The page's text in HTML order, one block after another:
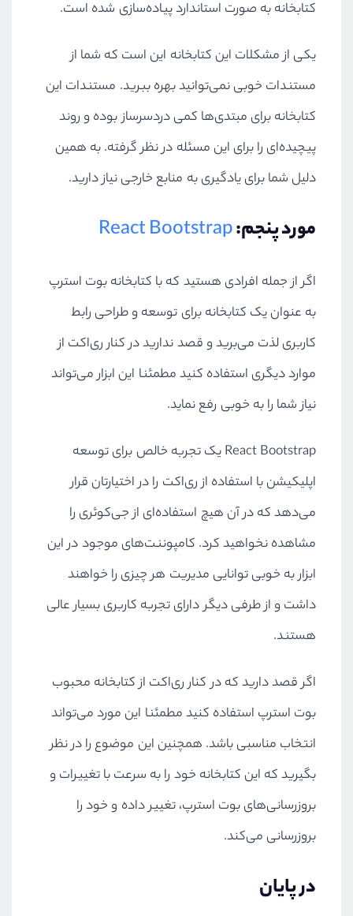
کتابخانه به صورت استاندارد پیاده‌سازی شده است.
یکی از مشکلات این کتابخانه این است که شما از
مستندات خوبی نمی‌توانید بهره ببرید. مستندات این
کتابخانه برای مبتدی‌ها کمی دردسرساز بوده و روند
پیچیده‌ای را برای این مسئله در نظر گرفته. به همین
دلیل شما برای یادگیری به منابع خارجی نیاز دارید.
مورد پنجم:React Bootstrap
اگر از جمله افرادی هستید که با کتابخانه بوت استرپ
به عنوان یک کتابخانه برای توسعه و طراحی رابط
کاربری لذت می‌برید و قصد ندارید در کنار ری‌اکت از
موارد دیگری استفاده کنید مطمئنا این ابزار می‌تواند
نیاز شما را به خوبی رفع نماید.
React Bootstrapیک تجربه خالص برای توسعه
اپلیکیشن با استفاده از ری‌اکت را در اختیارتان قرار
می‌دهد که در آن هیچ استفاده‌ای از جی‌کوئری را
مشاهده نخواهید کرد. کامپوننت‌های موجود در این
ابزار به خوبی توانایی مدیریت هر چیزی را خواهند
داشت و از طرفی دیگر دارای تجربه کاربری بسیار عالی
هستند.
اگر قصد دارید که در کنار ری‌اکت از کتابخانه محبوب
بوت استرپ استفاده کنید مطمئنا این مورد می‌تواند
انتخاب مناسبی باشد. همچنین این موضوع را در نظر
بگیرید که این کتابخانه خود را به سرعت با تغییرات و
بروزرسانی‌های بوت استرپ، تغییر داده و خود را
بروزرسانی می‌کند.
در پایان